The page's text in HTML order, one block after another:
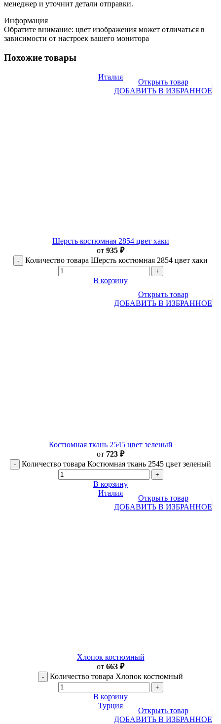
менеджер и уточнит детали отправки.
Информация
Обратите внимание: цвет изображения может отличаться в
зависимости от настроек вашего монитора
Похожие товары
Италия
Открыть товар
ДОБАВИТЬ В ИЗБРАННОЕ
Шерсть костюмная 2854 цвет хаки
от 935 ₽
Количество товара Шерсть костюмная 2854 цвет хаки
В корзину
Открыть товар
ДОБАВИТЬ В ИЗБРАННОЕ
Костюмная ткань 2545 цвет зеленый
от 723 ₽
Количество товара Костюмная ткань 2545 цвет зеленый
В корзину
Италия
Открыть товар
ДОБАВИТЬ В ИЗБРАННОЕ
Хлопок костюмный
от 663 ₽
Количество товара Хлопок костюмный
В корзину
Турция
Открыть товар
ДОБАВИТЬ В ИЗБРАННОЕ